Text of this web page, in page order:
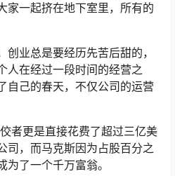
家一起挤在地下室里，所有的
业总是要经历先苦后甜的，
人在经过一段时间的经营之
自己的春天，不仅公司的运营
者更是直接花费了超过三亿美
司，而马克斯因为占股百分之
了一个千万富翁。